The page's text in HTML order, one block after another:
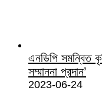
এনডিপি সমন্বিত
সম্মাননা প্রদান’
2023-06-24